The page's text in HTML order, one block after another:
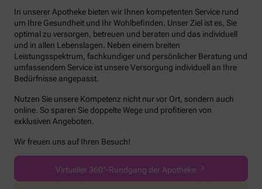
In unserer Apotheke bieten wir Ihnen kompetenten Service rund
um Ihre Gesundheit und Ihr Wohlbefinden. Unser Ziel ist es, Sie
optimal zu versorgen, betreuen und beraten und das individuell
und in allen Lebenslagen. Neben einem breiten
Leistungsspektrum, fachkundiger und persönlicher Beratung und
umfassendem Service ist unsere Versorgung individuell an Ihre
Bedürfnisse angepasst.
Nutzen Sie unsere Kompetenz nicht nur vor Ort, sondern auch
online. So sparen Sie doppelte Wege und profitieren von
exklusiven Angeboten.
Wir freuen uns auf Ihren Besuch!
Virtueller 360°-Rundgang der Apotheke